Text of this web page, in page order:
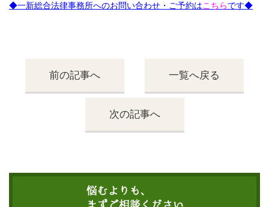
◆一新総合法律事務所へのお問い合わせ・ご予約はこちらです◆
前の記事へ 一覧へ戻る
次の記事へ